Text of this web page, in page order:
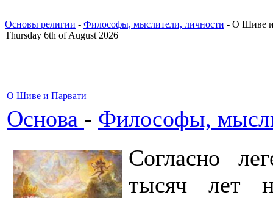
Основы религии - Философы, мыслители, личности - О Шиве
Thursday 6th of August 2026
О Шиве и Парвати
Основа - Философы,
Согласно
тысяч лет